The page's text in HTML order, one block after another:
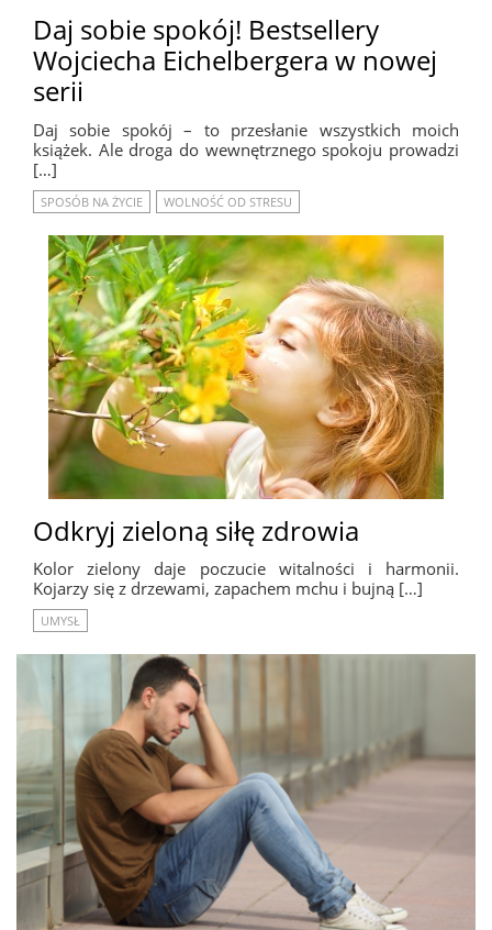
Daj sobie spokój! Bestsellery
Wojciecha Eichelbergera w nowej
serii
Daj sobie spokój – to przesłanie wszystkich moich
książek. Ale droga do wewnętrznego spokoju prowadzi
[…]
SPOSÓB NA ŻYCIE WOLNOŚĆ OD STRESU
Odkryj zieloną siłę zdrowia
Kolor zielony daje poczucie witalności i harmonii.
Kojarzy się z drzewami, zapachem mchu i bujną […]
UMYSŁ